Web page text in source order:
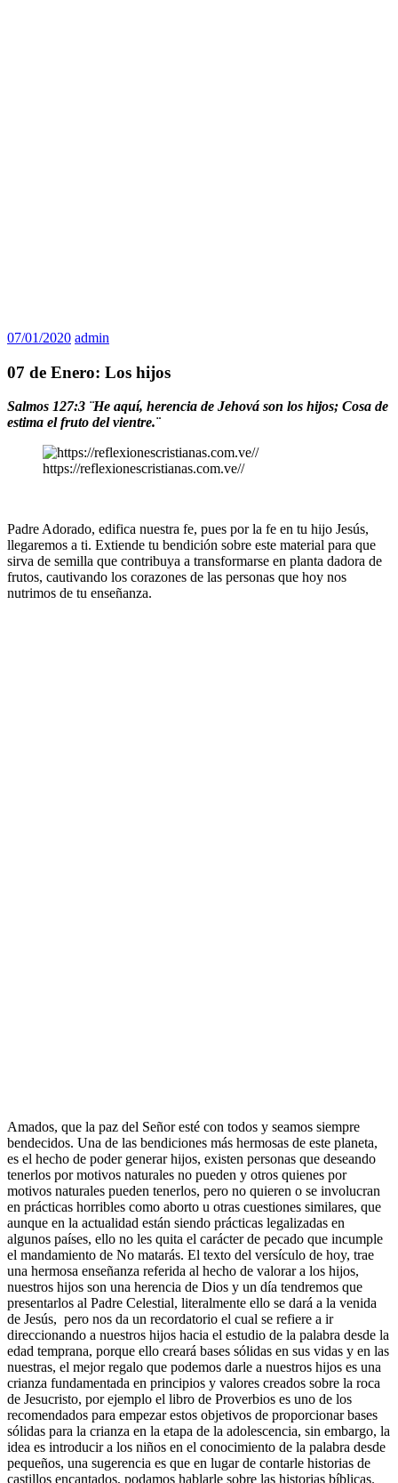
07/01/2020 admin
07 de Enero: Los hijos
Salmos 127:3 ¨He aquí, herencia de Jehová son los hijos; Cosa de
estima el fruto del vientre.¨
https://reflexionescristianas.com.ve//
Padre Adorado, edifica nuestra fe, pues por la fe en tu hijo Jesús,
llegaremos a ti. Extiende tu bendición sobre este material para que
sirva de semilla que contribuya a transformarse en planta dadora de
frutos, cautivando los corazones de las personas que hoy nos
nutrimos de tu enseñanza.
Amados, que la paz del Señor esté con todos y seamos siempre
bendecidos. Una de las bendiciones más hermosas de este planeta,
es el hecho de poder generar hijos, existen personas que deseando
tenerlos por motivos naturales no pueden y otros quienes por
motivos naturales pueden tenerlos, pero no quieren o se involucran
en prácticas horribles como aborto u otras cuestiones similares, que
aunque en la actualidad están siendo prácticas legalizadas en
algunos países, ello no les quita el carácter de pecado que incumple
el mandamiento de No matarás. El texto del versículo de hoy, trae
una hermosa enseñanza referida al hecho de valorar a los hijos,
nuestros hijos son una herencia de Dios y un día tendremos que
presentarlos al Padre Celestial, literalmente ello se dará a la venida
de Jesús, pero nos da un recordatorio el cual se refiere a ir
direccionando a nuestros hijos hacia el estudio de la palabra desde la
edad temprana, porque ello creará bases sólidas en sus vidas y en las
nuestras, el mejor regalo que podemos darle a nuestros hijos es una
crianza fundamentada en principios y valores creados sobre la roca
de Jesucristo, por ejemplo el libro de Proverbios es uno de los
recomendados para empezar estos objetivos de proporcionar bases
sólidas para la crianza en la etapa de la adolescencia, sin embargo, la
idea es introducir a los niños en el conocimiento de la palabra desde
pequeños, una sugerencia es que en lugar de contarle historias de
castillos encantados, podamos hablarle sobre las historias bíblicas.